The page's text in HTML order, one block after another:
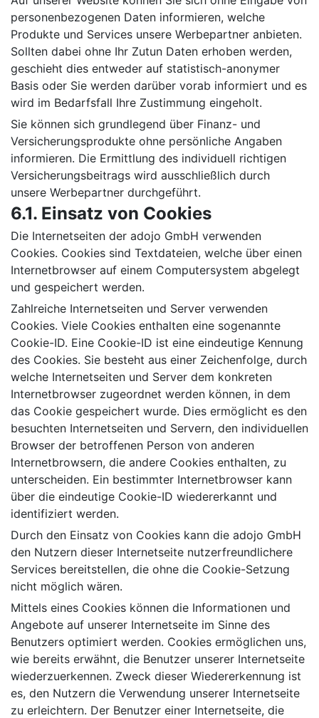
personenbezogenen Daten informieren, welche
Produkte und Services unsere Werbepartner anbieten.
Sollten dabei ohne Ihr Zutun Daten erhoben werden,
geschieht dies entweder auf statistisch-anonymer
Basis oder Sie werden darüber vorab informiert und es
wird im Bedarfsfall Ihre Zustimmung eingeholt.
Sie können sich grundlegend über Finanz- und
Versicherungsprodukte ohne persönliche Angaben
informieren. Die Ermittlung des individuell richtigen
Versicherungsbeitrags wird ausschließlich durch
unsere Werbepartner durchgeführt.
6.1. Einsatz von Cookies
Die Internetseiten der adojo GmbH verwenden
Cookies. Cookies sind Textdateien, welche über einen
Internetbrowser auf einem Computersystem abgelegt
und gespeichert werden.
Zahlreiche Internetseiten und Server verwenden
Cookies. Viele Cookies enthalten eine sogenannte
Cookie-ID. Eine Cookie-ID ist eine eindeutige Kennung
des Cookies. Sie besteht aus einer Zeichenfolge, durch
welche Internetseiten und Server dem konkreten
Internetbrowser zugeordnet werden können, in dem
das Cookie gespeichert wurde. Dies ermöglicht es den
besuchten Internetseiten und Servern, den individuellen
Browser der betroffenen Person von anderen
Internetbrowsern, die andere Cookies enthalten, zu
unterscheiden. Ein bestimmter Internetbrowser kann
über die eindeutige Cookie-ID wiedererkannt und
identifiziert werden.
Durch den Einsatz von Cookies kann die adojo GmbH
den Nutzern dieser Internetseite nutzerfreundlichere
Services bereitstellen, die ohne die Cookie-Setzung
nicht möglich wären.
Mittels eines Cookies können die Informationen und
Angebote auf unserer Internetseite im Sinne des
Benutzers optimiert werden. Cookies ermöglichen uns,
wie bereits erwähnt, die Benutzer unserer Internetseite
wiederzuerkennen. Zweck dieser Wiedererkennung ist
es, den Nutzern die Verwendung unserer Internetseite
zu erleichtern. Der Benutzer einer Internetseite, die